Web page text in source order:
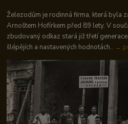
Železodům je rodinná firma, která byla
Arnoštem Hofírkem před 89 lety. V
zbudovaný odkaz stará již třetí
šlépějích a nastavených hodnotách.. →